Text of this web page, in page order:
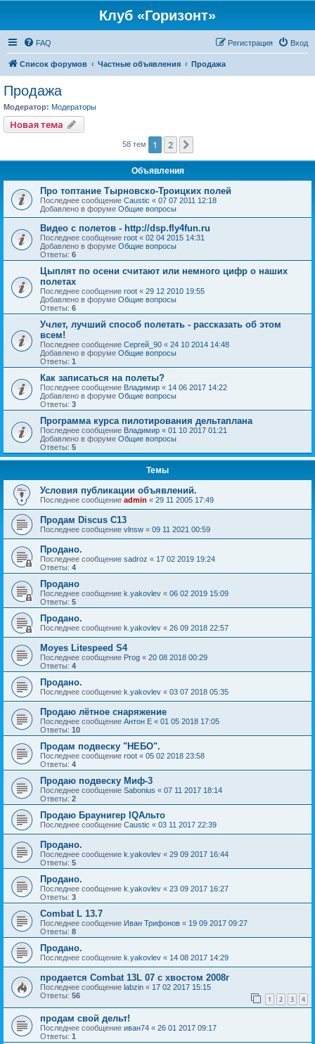
Клуб «Горизонт»
FAQ Вход
Регистрация
Список форумов Частные объявления Продажа
Продажа
Модератор: Модераторы
Новая тема
58 тем 1 2
Объявления
Про топтание Тырновско-Троицких полей
Последнее сообщение Caustic « 07 07 2011 12:18
Добавлено в форуме Общие вопросы
Видео с полетов - http://dsp.fly4fun.ru
Последнее сообщение root « 02 04 2015 14:31
Добавлено в форуме Общие вопросы
Ответы: 6
Цыплят по осени считают или немного цифр о наших
полетах
Последнее сообщение root « 29 12 2010 19:55
Добавлено в форуме Общие вопросы
Ответы: 6
Учлет, лучший способ полетать - рассказать об этом
всем!
Последнее сообщение Сергей_90 « 24 10 2014 14:48
Добавлено в форуме Общие вопросы
Ответы: 1
Как записаться на полеты?
Последнее сообщение Владимир « 14 06 2017 14:22
Добавлено в форуме Общие вопросы
Ответы: 3
Программа курса пилотирования дельтаплана
Последнее сообщение Владимир « 01 10 2017 01:21
Добавлено в форуме Общие вопросы
Ответы: 5
Темы
Условия публикации объявлений.
Последнее сообщение admin « 29 11 2005 17:49
Продам Discus C13
Последнее сообщение vlnsw « 09 11 2021 00:59
Продано.
Последнее сообщение sadroz « 17 02 2019 19:24
Ответы: 4
Продано
Последнее сообщение k.yakovlev « 06 02 2019 15:09
Ответы: 5
Продано.
Последнее сообщение k.yakovlev « 26 09 2018 22:57
Moyes Litespeed S4
Последнее сообщение Prog « 20 08 2018 00:29
Ответы: 4
Продано.
Последнее сообщение k.yakovlev « 03 07 2018 05:35
Продаю лётное снаряжение
Последнее сообщение Антон Е « 01 05 2018 17:05
Ответы: 10
Продам подвеску "НЕБО".
Последнее сообщение root « 05 02 2018 23:58
Ответы: 4
Продаю подвеску Миф-3
Последнее сообщение Sabonius « 07 11 2017 18:14
Ответы: 2
Продаю Браунигер IQАльто
Последнее сообщение Caustic « 03 11 2017 22:39
Продано.
Последнее сообщение k.yakovlev « 29 09 2017 16:44
Ответы: 5
Продано.
Последнее сообщение k.yakovlev « 23 09 2017 16:27
Ответы: 3
Combat L 13.7
Последнее сообщение Иван Трифонов « 19 09 2017 09:27
Ответы: 8
Продано.
Последнее сообщение k.yakovlev « 14 08 2017 14:29
продается Combat 13L 07 с хвостом 2008г
Последнее сообщение labzin « 17 02 2017 15:15
Ответы: 56 1 2 3 4
продам свой дельт!
Последнее сообщение иван74 « 26 01 2017 09:17
Ответы: 1